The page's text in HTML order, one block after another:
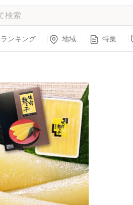
ランキング 地域 特集